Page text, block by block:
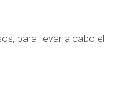
para llevar a cabo el